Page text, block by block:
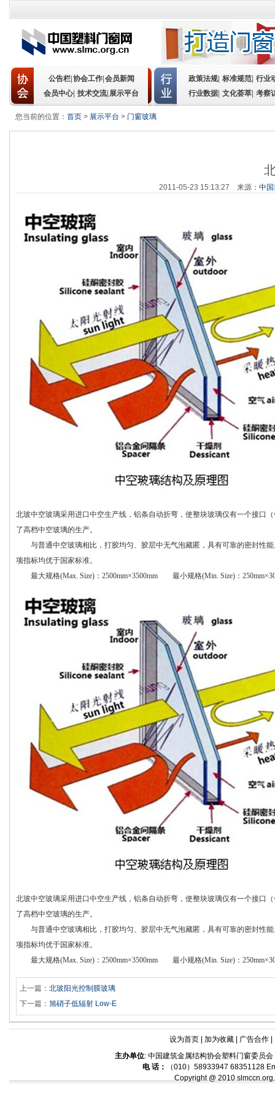
公告栏 协会工作 会员新闻
会员中心| 技术交流| 展示平台
政策法规| 标准规范| 行业
行业数据 文化荟萃 考察
您当前的位置： 首页 > 展示平台 > 门窗玻璃
2011-05-23 15:13:27 来源：中
北玻中空玻璃采用进口中空生产线，铝条自动折弯，使整块玻璃仅有一个接口
了高档中空玻璃的生产。
与普通中空玻璃相比，打胶均匀、胶层中无气泡藏匿，具有可靠的密封性
项指标均优于国家标准。
最大规格(Max. Size) ： 2500mm×3500mm 最小规格(Min. Size) ：
北玻中空玻璃采用进口中空生产线，铝条自动折弯，使整块玻璃仅有一个接口
了高档中空玻璃的生产。
与普通中空玻璃相比，打胶均匀、胶层中无气泡藏匿，具有可靠的密封性
项指标均优于国家标准。
最大规格(Max. Size) ： 2500mm×3500mm 最小规格(Min. Size) ：
上一篇： 北玻阳光控制膜玻璃
下一篇： 旭硝子低辐射 Low-E
设为首页 |加为收藏 广告合作
主办单位: 中国建筑金属结构协会塑料门窗委员会
电 话：
（010）58933947 68351128
Copyright @ 2010